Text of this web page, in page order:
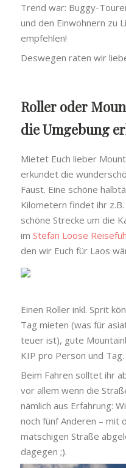
Trend war: Buggy-
und den Einwohnern zu
empfehlen!
Deswegen raten wir
Roller oder
die Umgebung
Mietet Euch lieber
erkundet die
Faust. Eine schöne
Kilometern findet ihr
schöne Strecke um die
im Stefan Loose
den wir Euch für Laos
Einen Roller inkl. Sprit
Tag mieten (was für
teuer ist), gute
KIP pro Person und Tag.
Beim Fahren solltet ihr
vor allem wenn die
nämlich aus Erfahrung:
noch fünf Anderen – mit
matschigen Straße
dagegen ;).